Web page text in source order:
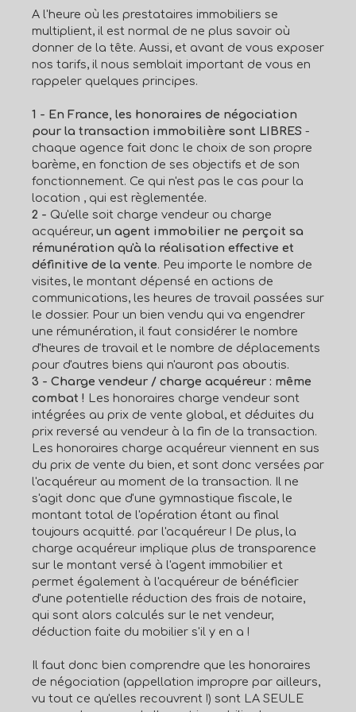
A l'heure où les prestataires immobiliers se
multiplient, il est normal de ne plus savoir où
donner de la tête. Aussi, et avant de vous exposer
nos tarifs, il nous semblait important de vous en
rappeler quelques principes.
1 - En France, les honoraires de négociation
pour la transaction immobilière sont LIBRES -
chaque agence fait donc le choix de son propre
barème, en fonction de ses objectifs et de son
fonctionnement. Ce qui n'est pas le cas pour la
location , qui est règlementée.
2 - Qu'elle soit charge vendeur ou charge
acquéreur, un agent immobilier ne perçoit sa
rémunération qu'à la réalisation effective et
définitive de la vente. Peu importe le nombre de
visites, le montant dépensé en actions de
communications, les heures de travail passées sur
le dossier. Pour un bien vendu qui va engendrer
une rémunération, il faut considérer le nombre
d'heures de travail et le nombre de déplacements
pour d'autres biens qui n'auront pas aboutis.
3 - Charge vendeur / charge acquéreur : même
combat ! Les honoraires charge vendeur sont
intégrées au prix de vente global, et déduites du
prix reversé au vendeur à la fin de la transaction.
Les honoraires charge acquéreur viennent en sus
du prix de vente du bien, et sont donc versées par
l'acquéreur au moment de la transaction. Il ne
s'agit donc que d'une gymnastique fiscale, le
montant total de l'opération étant au final
toujours acquitté. par l'acquéreur ! De plus, la
charge acquéreur implique plus de transparence
sur le montant versé à l'agent immobilier et
permet également à l'acquéreur de bénéficier
d'une potentielle réduction des frais de notaire,
qui sont alors calculés sur le net vendeur,
déduction faite du mobilier s'il y en a !
Il faut donc bien comprendre que les honoraires
de négociation (appellation impropre par ailleurs,
vu tout ce qu'elles recouvrent !) sont LA SEULE